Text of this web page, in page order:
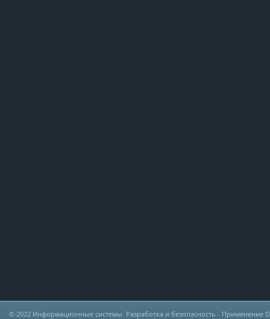
© 2022 Информационные системы. Разработка и безопасность - Применение